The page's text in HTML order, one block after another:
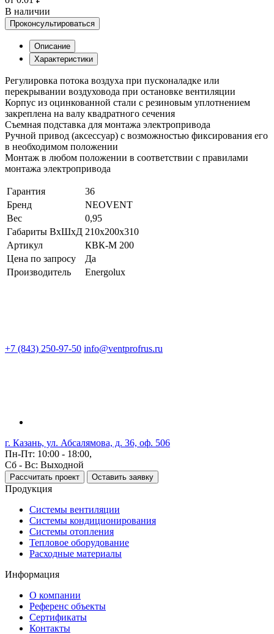
В наличии
Проконсультироваться
Описание
Характеристики
Регулировка потока воздуха при пусконаладке или
перекрывании воздуховода при остановке вентиляции
Корпус из оцинкованной стали с резиновым уплотнением
закреплена на валу квадратного сечения
Съемная подставка для монтажа электропривода
Ручной привод (аксессуар) с возможностью фиксирования его
в необходимом положении
Монтаж в любом положении в соответствии с правилами
монтажа электропривода
Гарантия
36
Бренд
NEOVENT
Вес
0,95
Габариты ВхШхД 210x200x310
Артикул
КВК-М 200
Цена по запросу
Да
Производитель
Energolux
+7 (843) 250-97-50 info@ventprofrus.ru
г. Казань, ул. Абсалямова, д. 36, оф. 506
Пн-Пт: 10:00 - 18:00,
Сб - Вс: Выходной
Рассчитать проект Оставить заявку
Продукция
Системы вентиляции
Системы кондиционирования
Системы отопления
Тепловое оборудование
Расходные материалы
Информация
О компании
Референс объекты
Сертификаты
Контакты